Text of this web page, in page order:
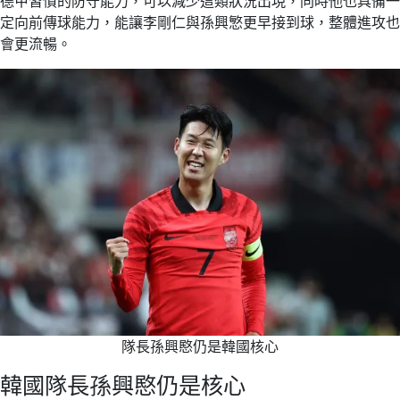
定向前傳球能力，能讓李剛仁與孫興慜更早接到球，整體進攻也
會更流暢。
隊長孫興愍仍是韓國核心
韓國隊長孫興愍仍是核心